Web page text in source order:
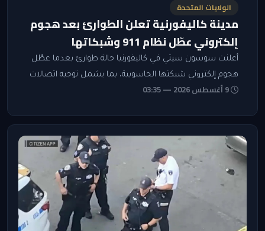
الولايات المتحدة
مدينة كاليفورنية تعلن الطوارئ بعد هجوم
إلكتروني عطّل نظام 911 وشبكاتها
أعلنت سوسون سيتي في كاليفورنيا حالة طوارئ بعدما عطّل
هجوم إلكتروني شبكتها الحاسوبية، بما يشمل توجيه اتصالات
911 وإرسال الشرطة والإطفاء، فيما تتعاون السلطات مع9 أغسطس 2026 — 03:35